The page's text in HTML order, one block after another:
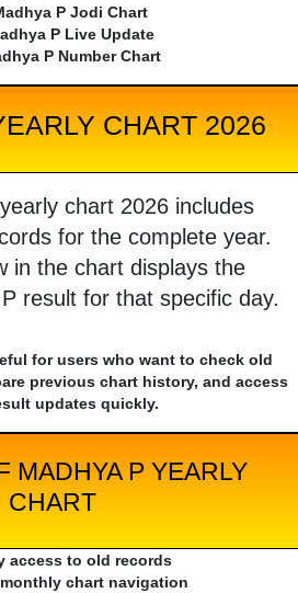
P Jodi Chart
P Live Update
P Number Chart
CHART 2026
chart 2026 includes
for the complete year.
in the chart displays the
result for that specific day.
for users who want to check old
previous chart history, and access
updates quickly.
MADHYA P YEARLY
CHART
access to old records
chart navigation